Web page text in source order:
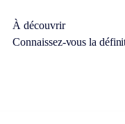
À découvrir
Connaissez-vous la